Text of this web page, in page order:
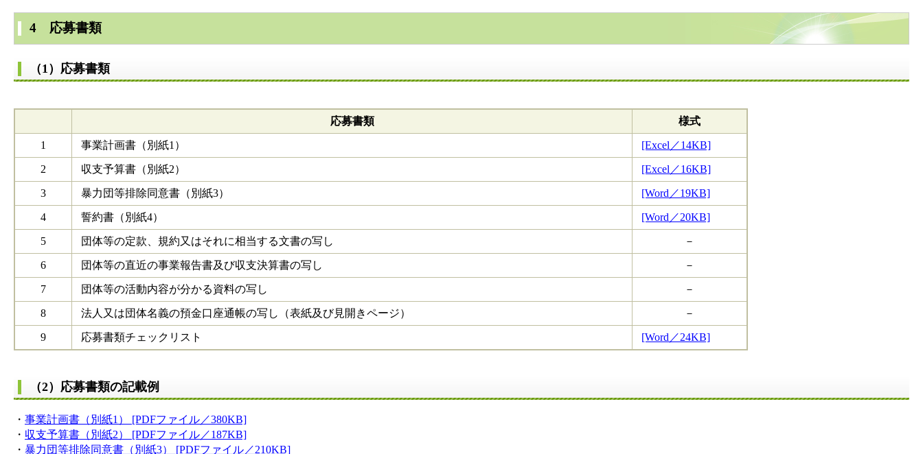
4 応募書類
（1）応募書類
応募書類 様式
1 事業計画書（別紙1） [Excel／14KB]
2 収支予算書（別紙2） [Excel／16KB]
3 暴力団等排除同意書（別紙3） [Word／19KB]
4 誓約書（別紙4） [Word／20KB]
5 団体等の定款、規約又はそれに相当する文書の写し －
6 団体等の直近の事業報告書及び収支決算書の写し －
7 団体等の活動内容が分かる資料の写し －
8 法人又は団体名義の預金口座通帳の写し（表紙及び見開きページ） －
9 応募書類チェックリスト [Word／24KB]
（2）応募書類の記載例
・ 事業計画書（別紙1） [PDFファイル／380KB]
・ 収支予算書（別紙2） [PDFファイル／187KB]
・ 暴力団等排除同意書（別紙3） [PDFファイル／210KB]